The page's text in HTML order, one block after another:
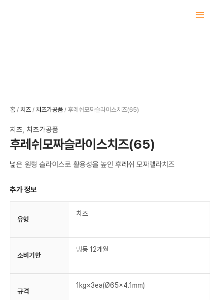
홈 / 치즈 / 치즈가공품 / 후레쉬모짜슬라이스치즈(65)
치즈, 치즈가공품
후레쉬모짜슬라이스치즈(65)
넓은 원형 슬라이스로 활용성을 높인 후레쉬 모짜렐라치즈
추가 정보
유형
치즈
소비기한
냉동 12개월
규격
1kg×3ea(Ø65×4.1mm)